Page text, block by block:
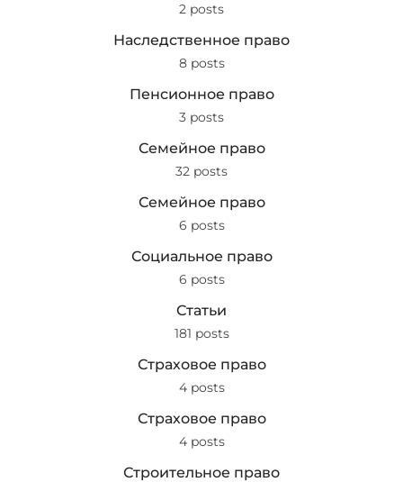
2 posts
Наследственное право
8 posts
Пенсионное право
3 posts
Семейное право
32 posts
Семейное право
6 posts
Социальное право
6 posts
Статьи
181 posts
Страховое право
4 posts
Страховое право
4 posts
Строительное право